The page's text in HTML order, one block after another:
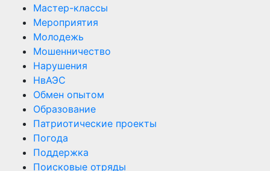
Мастер-классы
Мероприятия
Молодежь
Мошенничество
Нарушения
НвАЭС
Обмен опытом
Образование
Патриотические проекты
Погода
Поддержка
Поисковые отряды